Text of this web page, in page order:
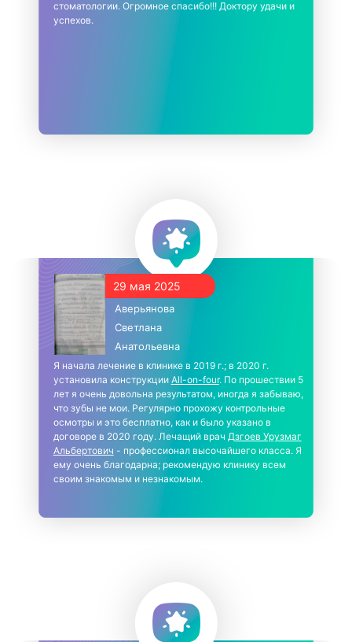
стоматологии. Огромное спасибо!!! Доктору удачи и
успехов.
29 мая 2025
Аверьянова
Светлана
Анатольевна
Я начала лечение в клинике в 2019 г.; в 2020 г.
установила конструкции All-on-four. По прошествии 5
лет я очень довольна результатом, иногда я забываю,
что зубы не мои. Регулярно прохожу контрольные
осмотры и это бесплатно, как и было указано в
договоре в 2020 году. Лечащий врач Дзгоев Урузмаг
Альбертович - профессионал высочайшего класса. Я
ему очень благодарна; рекомендую клинику всем
своим знакомым и незнакомым.